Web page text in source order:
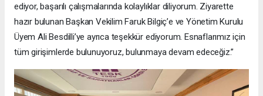
ediyor, başarılı çalışmalarında kolaylıklar diliyorum. Ziyarette
hazır bulunan Başkan Vekilim Faruk Bilgiç’e ve Yönetim Kurulu
Üyem Ali Besdilli’ye ayrıca teşekkür ediyorum. Esnaflarımız için
tüm girişimlerde bulunuyoruz, bulunmaya devam edeceğiz.”